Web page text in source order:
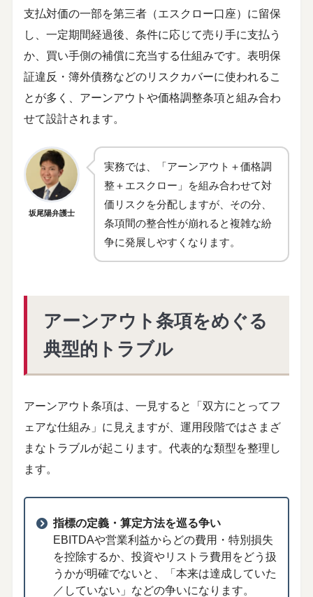
支払対価の一部を第三者（エスクロー口座）に留保
し、一定期間経過後、条件に応じて売り手に支払う
か、買い手側の補償に充当する仕組みです。表明保
証違反・簿外債務などのリスクカバーに使われるこ
とが多く、アーンアウトや価格調整条項と組み合わ
せて設計されます。
坂尾陽弁護士
実務では、「アーンアウト＋価格調
整＋エスクロー」を組み合わせて対
価リスクを分配しますが、その分、
条項間の整合性が崩れると複雑な紛
争に発展しやすくなります。
アーンアウト条項をめぐる
典型的トラブル
アーンアウト条項は、一見すると「双方にとってフ
ェアな仕組み」に見えますが、運用段階ではさまざ
まなトラブルが起こります。代表的な類型を整理し
ます。
指標の定義・算定方法を巡る争い
EBITDAや営業利益からどの費用・特別損失
を控除するか、投資やリストラ費用をどう扱
うかが明確でないと、「本来は達成していた
／していない」などの争いになります。